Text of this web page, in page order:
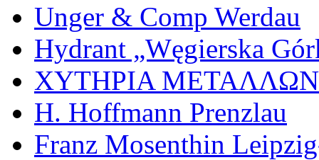
Unger & Comp Werdau
Hydrant „Węgierska
ΧΥΤΗΡΙΑ МΕΤΑΛΛΩΝ
H. Hoffmann Prenzlau
Franz Mosenthin